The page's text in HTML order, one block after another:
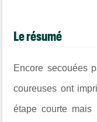
Le résumé
Encore secouées
coureuses ont
étape courte